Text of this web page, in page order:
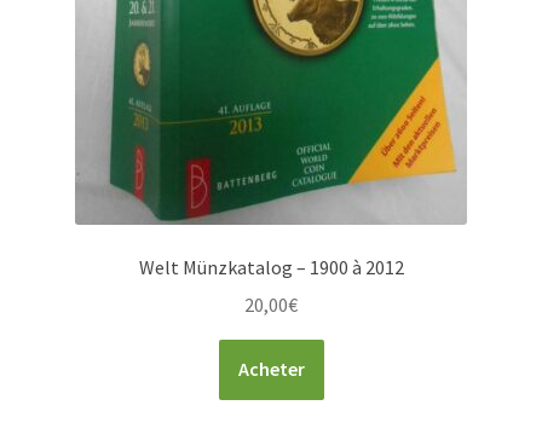
Welt Münzkatalog – 1900 à 2012
20,00€
Acheter